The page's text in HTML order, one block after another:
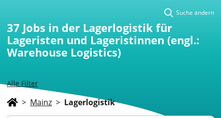
Alle Filter
Suche ändern
37 Jobs in der Lagerlogistik für
Lageristen und Lageristinnen (engl.:
Warehouse Logistics)
> Mainz > Lagerlogistik